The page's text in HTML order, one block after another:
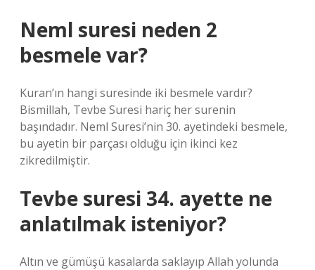
Neml suresi neden 2
besmele var?
Kuran’ın hangi suresinde iki besmele vardır?
Bismillah, Tevbe Suresi hariç her surenin
başındadır. Neml Suresi’nin 30. ayetindeki besmele,
bu ayetin bir parçası olduğu için ikinci kez
zikredilmiştir.
Tevbe suresi 34. ayette ne
anlatılmak isteniyor?
Altın ve gümüşü kasalarda saklayıp Allah yolunda